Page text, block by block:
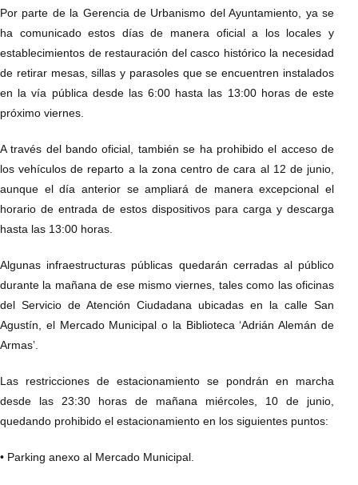
Por parte de la Gerencia de Urbanismo del Ayuntamiento, ya se
ha comunicado estos días de manera oficial a los locales y
establecimientos de restauración del casco histórico la necesidad
de retirar mesas, sillas y parasoles que se encuentren instalados
en la vía pública desde las 6:00 hasta las 13:00 horas de este
próximo viernes.
A través del bando oficial, también se ha prohibido el acceso de
los vehículos de reparto a la zona centro de cara al 12 de junio,
aunque el día anterior se ampliará de manera excepcional el
horario de entrada de estos dispositivos para carga y descarga
hasta las 13:00 horas.
Algunas infraestructuras públicas quedarán cerradas al público
durante la mañana de ese mismo viernes, tales como las oficinas
del Servicio de Atención Ciudadana ubicadas en la calle San
Agustín, el Mercado Municipal o la Biblioteca ‘Adrián Alemán de
Armas’.
Las restricciones de estacionamiento se pondrán en marcha
desde las 23:30 horas de mañana miércoles, 10 de junio,
quedando prohibido el estacionamiento en los siguientes puntos:
• Parking anexo al Mercado Municipal.